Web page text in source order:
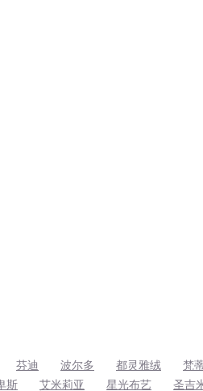
芬迪 波尔多 都灵雅绒 梵
斯 艾米莉亚 星光布艺 圣吉